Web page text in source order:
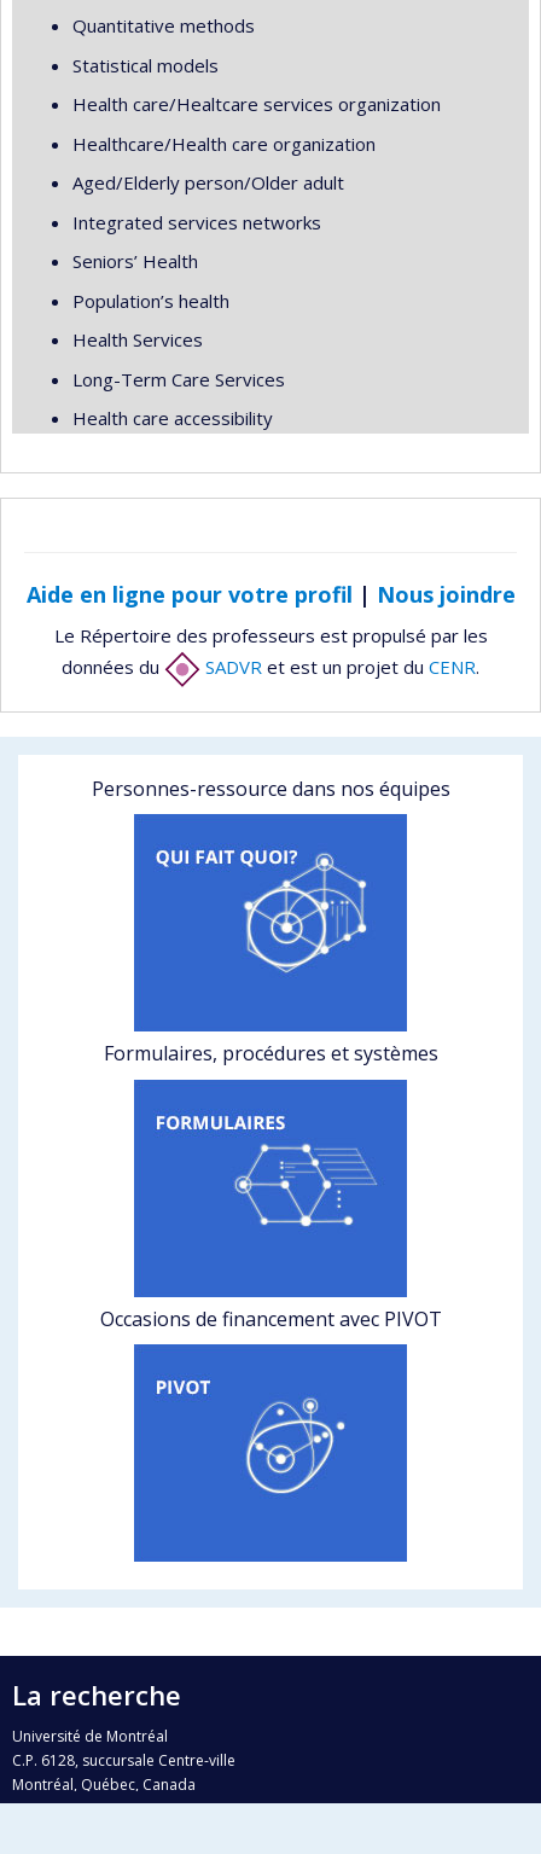
Quantitative methods
Statistical models
Health care/Healtcare services organization
Healthcare/Health care organization
Aged/Elderly person/Older adult
Integrated services networks
Seniors’ Health
Population’s health
Health Services
Long-Term Care Services
Health care accessibility
Aide en ligne pour votre profil | Nous joindre
Le Répertoire des professeurs est propulsé par les
données du
SADVR et est un projet du CENR.
Personnes-ressource dans nos équipes
Formulaires, procédures et systèmes
Occasions de financement avec PIVOT
La recherche
Université de Montréal
C.P. 6128, succursale Centre-ville
Montréal, Québec, Canada
H3C 3J7